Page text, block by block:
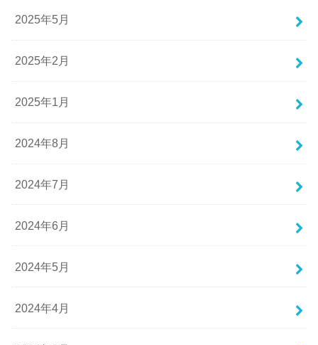
2025年5月
2025年2月
2025年1月
2024年8月
2024年7月
2024年6月
2024年5月
2024年4月